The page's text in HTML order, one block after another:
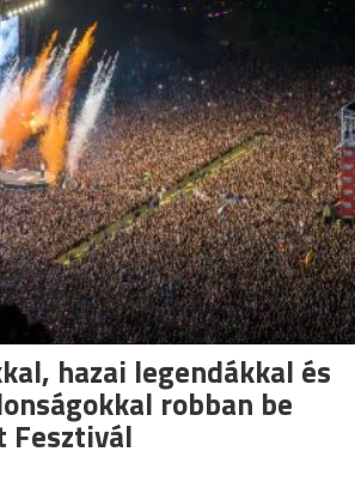
hazai legendákkal és
robban be
Fesztivál